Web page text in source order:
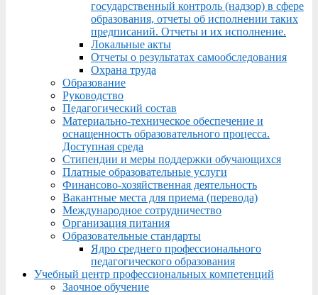
государственный контроль (надзор) в сфере
образования, отчеты об исполнении таких
предписаний. Отчеты и их исполнение.
Локальные акты
Отчеты о результатах самообследования
Охрана труда
Образование
Руководство
Педагогический состав
Материально-техническое обеспечение и
оснащенность образовательного процесса.
Доступная среда
Стипендии и меры поддержки обучающихся
Платные образовательные услуги
Финансово-хозяйственная деятельность
Вакантные места для приема (перевода)
Международное сотрудничество
Организация питания
Образовательные стандарты
Ядро среднего профессионального
педагогического образования
Учебный центр профессиональных компетенций
Заочное обучение